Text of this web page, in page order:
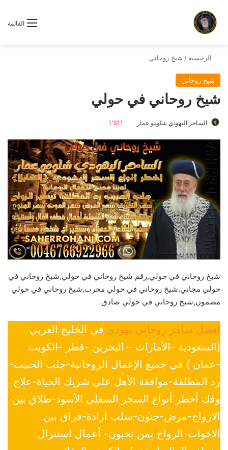
القائمة
الرئيسية / شيخ روحاني
شيخ روحاني
شيخ روحاني في حولي
الساحر اليهودي شلومو عمار 1٬511
شيخ روحاني في حولي,رقم شيخ روحاني في حولي,شيخ روحاني في
حولي مجاني,شيخ روحاني في حولي مجرب,شيخ روحاني في حولي
مضمون,شيخ روحاني في حولي صادق
افضل ساحر روحاني يهودي في الخليج العربي
(السعودية -الأمارات – البحرين -قطر -الكويت
-عمان ) في جميع الإعمال الروحانية-جلب الحبيب-
رد المطلقة-موافقة الأهل علي شريك الحياة-علاج
وفك أخطر أنواع السحر السفلي الأسود-طلاق بين
الازواج-مرض-جنون-سلب ارادة-فراق بين
الاخوات-الزواج بمن تحبون- أعمال استنزال